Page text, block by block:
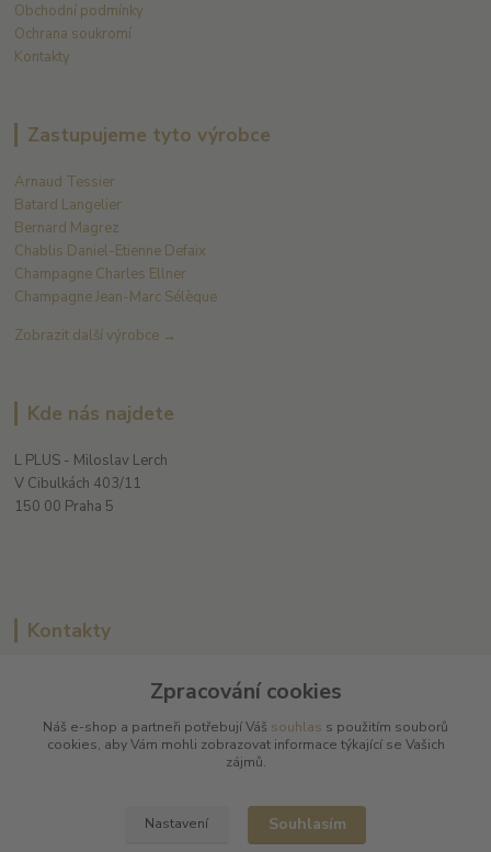
Obchodní podmínky
Ochrana soukromí
Kontakty
Zastupujeme tyto výrobce
Arnaud Tessier
Batard Langelier
Bernard Magrez
Chablis Daniel-Etienne Defaix
Champagne Charles Ellner
Champagne Jean-Marc Sélèque
Zobrazit další výrobce →
Kde nás najdete
L PLUS - Miloslav Lerch
V Cibulkách 403/11
150 00 Praha 5
Kontakty
+420 608 885 840
Zpracování cookies
Náš e-shop a partneři potřebují Váš souhlas s použitím souborů
cookies, aby Vám mohli zobrazovat informace týkající se Vašich
zájmů.
Nastavení Souhlasím